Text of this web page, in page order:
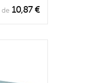
de 10,87 €